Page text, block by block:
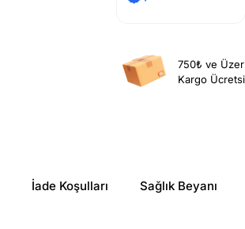
750₺ ve
Kargo
İade Koşulları Sağlık Beyanı